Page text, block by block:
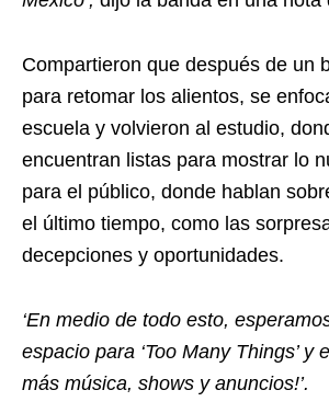
Compartieron que después de un
para retomar los alientos, se
escuela y volvieron al estudio,
encuentran listas para mostrar lo
para el público, donde hablan
el último tiempo, como las
decepciones y oportunidades.
‘En medio de todo esto,
espacio para ‘Too Many Things’ y
más música, shows y anuncios!’.